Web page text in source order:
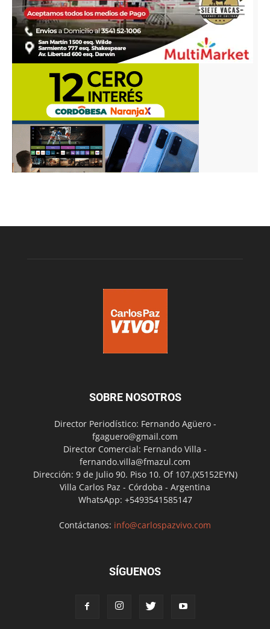
SOBRE NOSOTROS
Director Periodístico: Fernando Agüero -
fgaguero@gmail.com
Director Comercial: Fernando Villa -
fernando.villa@fmazul.com
Dirección: 9 de Julio 90. Piso 10. Of 107.(X5152EYN)
Villa Carlos Paz - Córdoba - Argentina
WhatsApp: +5493541585147
Contáctanos: info@carlospazvivo.com
SÍGUENOS